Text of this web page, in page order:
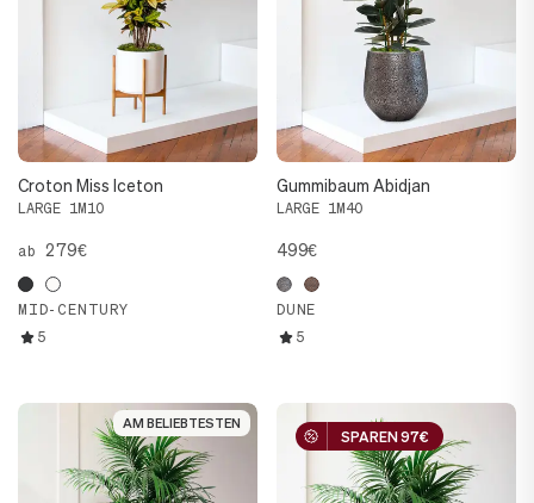
Croton Miss Iceton
LARGE 1M10
ab279€
MID-CENTURY
5
Gummibaum Abidjan
LARGE 1M40
499€
DUNE
5
AM BELIEBTESTEN
AM BELIEBTESTEN
SPAREN 97€
SPAREN 97€